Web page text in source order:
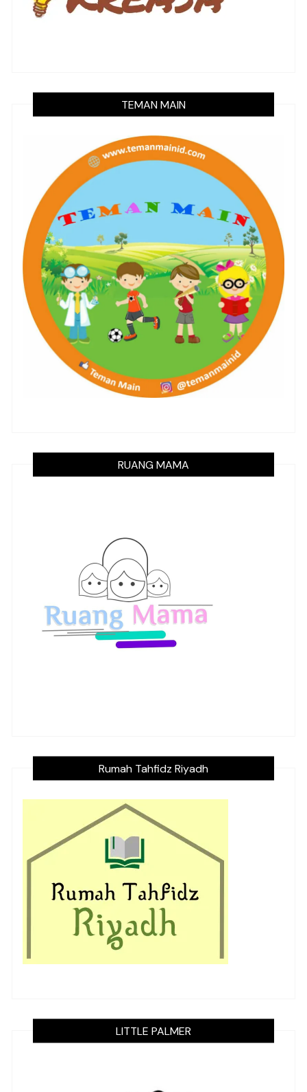
TEMAN MAIN
RUANG MAMA
Rumah Tahfidz Riyadh
LITTLE PALMER